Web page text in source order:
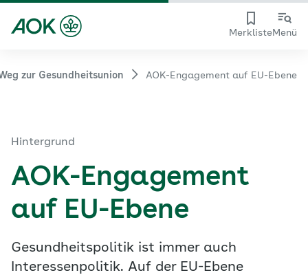
MerklisteMenü
zur Gesundheitsunion AOK-Engagement auf EU-Ebene
Hintergrund
AOK-Engagement
auf EU-Ebene
Gesundheitspolitik ist immer auch
Interessenpolitik. Auf der EU-Ebene